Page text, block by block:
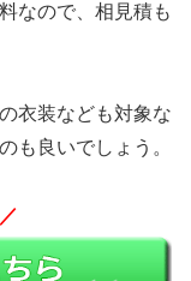
なので、相見積も
衣装なども対象な
も良いでしょう。